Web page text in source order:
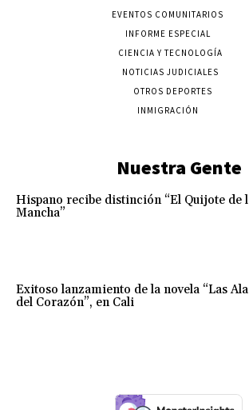
EVENTOS COMUNITARIOS
INFORME ESPECIAL
CIENCIA Y TECNOLOGÍA
NOTICIAS JUDICIALES
OTROS DEPORTES
INMIGRACIÓN
Nuestra Gente
Hispano recibe distinción “El Quijote de
Mancha”
Exitoso lanzamiento de la novela “Las
del Corazón”, en Cali